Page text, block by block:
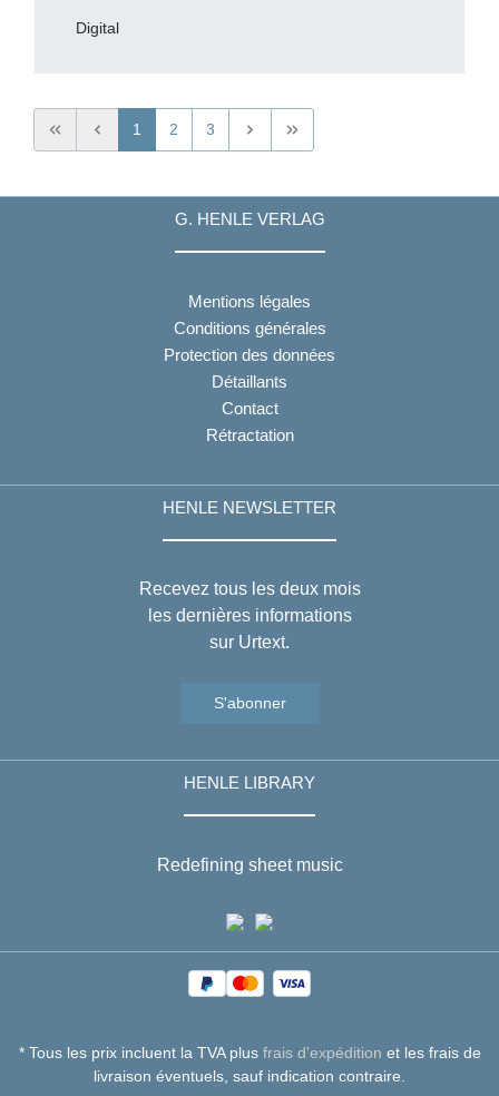
Digital
1 2 3
G. HENLE VERLAG
Mentions légales
Conditions générales
Protection des données
Détaillants
Contact
Rétractation
HENLE NEWSLETTER
Recevez tous les deux mois
les dernières informations
sur Urtext.
S'abonner
HENLE LIBRARY
Redefining sheet music
* Tous les prix incluent la TVA plus frais d'expédition et les frais de
livraison éventuels, sauf indication contraire.